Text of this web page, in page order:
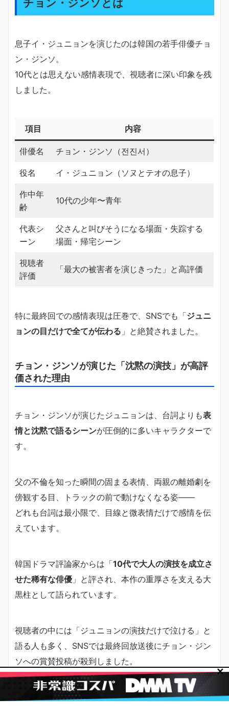
息子イ・ジュニョンを演じたのは韓国の若手俳優チョ
ン・ジンソ。
10代とは思えない感情表現で、視聴者に深い印象を残
しました。
項目 内容
俳優名 チョン・ジンソ（전진서）
役名 イ・ジュニョン（ソヌとテオの息子）
作中年
齢
10代の少年〜青年
代表シ
ーン
父さんと叫びそうになる場面・失踪する
場面・帰宅シーン
視聴者
評価
「最大の被害者を演じきった」と高評価
特に最終回での感情表現は圧巻で、SNSでも「ジュニ
ョンの目だけで全てが伝わる 」と絶賛されました。
チョン・ジンソが演じた「沈黙の演技」が高評
価された理由
チョン・ジンソが演じたジュニョンは、台詞よりも表
情と沈黙で語るシーンが圧倒的に多いキャラクターで
す。
父の不倫を知った瞬間の固まる表情、両親の離婚劇を
傍観する目、トラックの前で動けなくなる姿——
どれも台詞は最小限で、目線と微表情だけで感情を伝
えています。
韓国ドラマ評論家からは「10代で大人の演技を成立さ
せた稀有な俳優 」と評され、本作の重厚さを支える大
黒柱として語られています。
視聴者の中には「ジュニョンの演技だけで泣ける」と
語る人も多く、SNSでは最終回放送後にチョン・ジン
ソへの賞賛投稿が殺到しました。
夫婦の世界 最終回・息子ジュニョンへ
✕